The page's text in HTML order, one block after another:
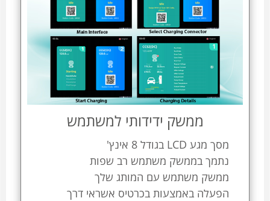
ממשק ידידותי למשתמש
מסך מגע LCD בגודל 8 אינץ'
נתמך בממשק משתמש רב שפות
ממשק משתמש עם המותג שלך
הפעלה באמצעות בכרטיס אשראי דרך